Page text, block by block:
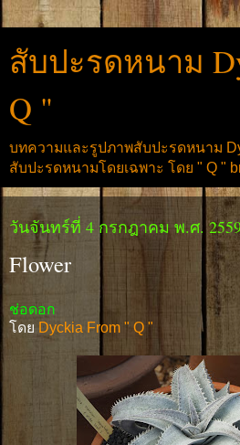
สับปะรดหนาม
Q "
บทความและรูปภาพสับปะรดหนาม
สับปะรดหนามโดยเฉพาะ โดย " Q "
วันจันทร์ที่ 4 กรกฎาคม พ.ศ.
Flower
ช่อดอก
โดย Dyckia From " Q "